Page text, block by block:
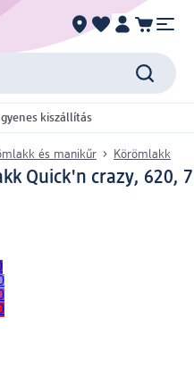
kiszállítás
és manikűr Körömlakk
Quick'n crazy, 620, 7